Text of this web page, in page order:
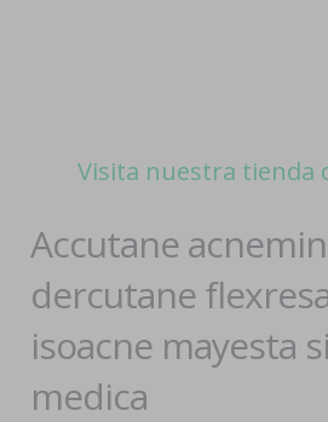
Visita nuestra tienda
Accutane acnemin
dercutane
isoacne mayesta
medica